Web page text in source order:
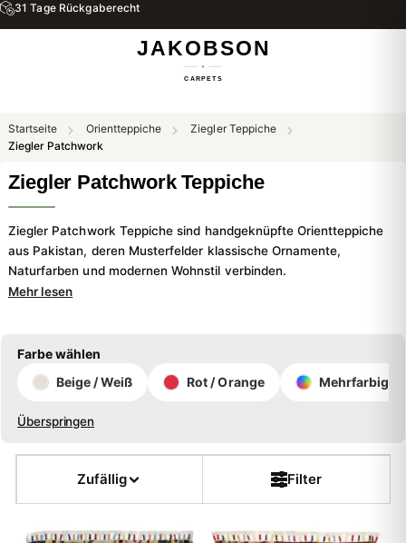
Kostenloser Versand & Rückversand
Startseite Orientteppiche
Ziegler Teppiche
Ziegler Patchwork
Ziegler Patchwork Teppiche
Ziegler Patchwork Teppiche sind handgeknüpfte Orientteppiche
aus Pakistan, deren Musterfelder klassische Ornamente,
Naturfarben und modernen Wohnstil verbinden.
Mehr lesen
Farbe wählen
Beige / Weiß
Rot / Orange Mehrfarbig
Überspringen
Zufällig Filter